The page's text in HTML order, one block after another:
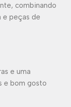
combinando
e peças de
e uma
e bom gosto